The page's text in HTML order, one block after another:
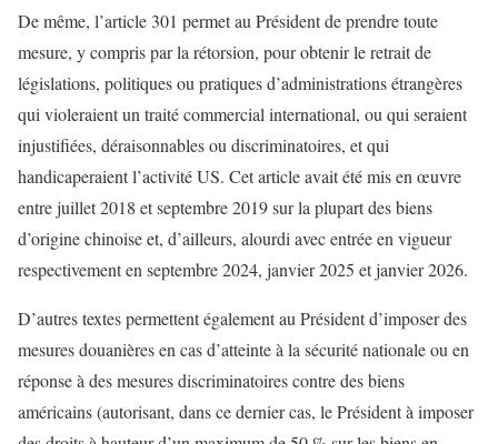
De même, l’article 301 permet au Président de prendre toute
mesure, y compris par la rétorsion, pour obtenir le retrait de
législations, politiques ou pratiques d’administrations étrangères
qui violeraient un traité commercial international, ou qui seraient
injustifiées, déraisonnables ou discriminatoires, et qui
handicaperaient l’activité US. Cet article avait été mis en œuvre
entre juillet 2018 et septembre 2019 sur la plupart des biens
d’origine chinoise et, d’ailleurs, alourdi avec entrée en vigueur
respectivement en septembre 2024, janvier 2025 et janvier 2026.
D’autres textes permettent également au Président d’imposer des
mesures douanières en cas d’atteinte à la sécurité nationale ou en
réponse à des mesures discriminatoires contre des biens
américains (autorisant, dans ce dernier cas, le Président à imposer